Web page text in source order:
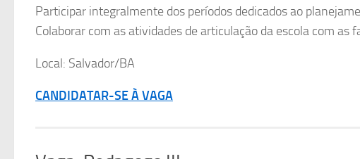
Participar integralmente dos períodos dedicados ao
Colaborar com as atividades de articulação da escola com as
Local: Salvador/BA
CANDIDATAR-SE À VAGA